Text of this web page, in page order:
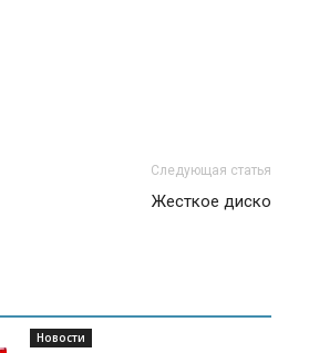
Следующая статья
Жесткое диско
Новости